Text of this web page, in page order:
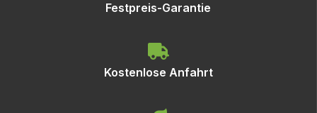
Festpreis-Garantie
Kostenlose Anfahrt